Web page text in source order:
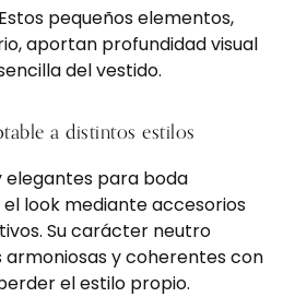
pequeños elementos,
aportan profundidad visual
del vestido.
a distintos estilos
elegantes para boda
look mediante accesorios
Su carácter neutro
y coherentes con
el estilo propio.